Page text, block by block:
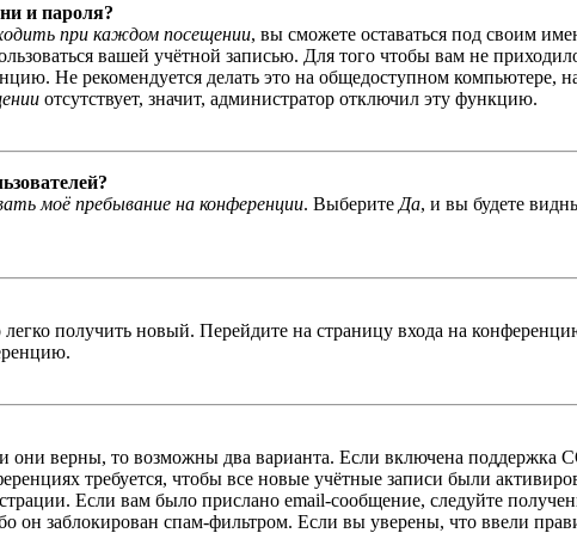
и пароля?
при каждом посещении, вы сможете оставаться под своим
вашей учётной записью. Для того чтобы вам не
Не рекомендуется делать это на общедоступном компьютере,
отсутствует, значит, администратор отключил эту функцию.
моё пребывание на конференции. Выберите Да, и вы будете
получить новый. Перейдите на страницу входа на
они верны, то возможны два варианта. Если включена поддержка
требуется, чтобы все новые учётные записи были
Если вам было прислано email-сообщение, следуйте
он заблокирован спам-фильтром. Если вы уверены, что ввели